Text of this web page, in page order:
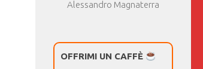
Alessandro Magnaterra
OFFRIMI UN CAFFÈ